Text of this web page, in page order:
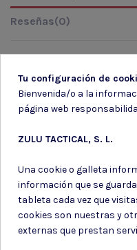
Reseñas(0)
Suscríbete
Tu configuración de
Bienvenida/o a la
página web
ZULU TACTICAL, S. L.
Una cookie o galleta
información que se
tableta cada vez que
cookies son nuestras y
externas que prestan